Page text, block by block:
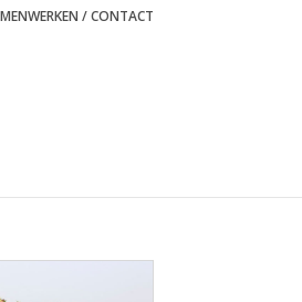
/ CONTACT